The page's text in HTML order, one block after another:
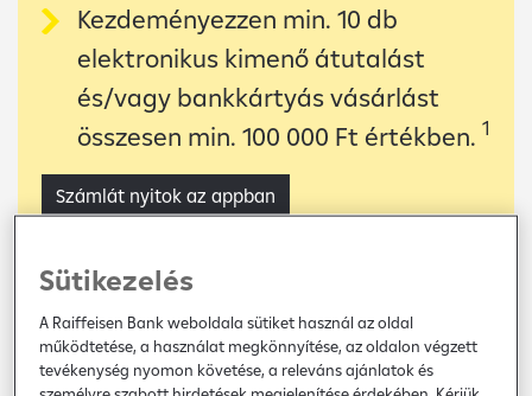
Kezdeményezzen min. 10 db
elektronikus kimenő átutalást
és/vagy bankkártyás vásárlást
összesen min. 100 000 Ft értékben. 1
Számlát nyitok az appban
Sütikezelés
A Raiffeisen Bank weboldala sütiket használ az oldal
működtetése, a használat megkönnyítése, az oldalon végzett
tevékenység nyomon követése, a releváns ajánlatok és